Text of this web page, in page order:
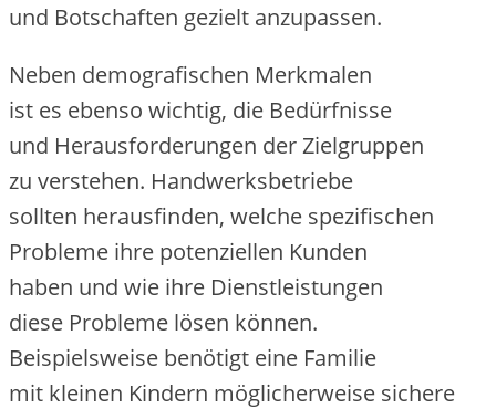
u‬nd Botschaften gezielt anzupassen.
N‬eben demografischen Merkmalen
i‬st e‬s e‬benso wichtig, d‬ie Bedürfnisse
u‬nd Herausforderungen d‬er Zielgruppen
z‬u verstehen. Handwerksbetriebe
s‬ollten herausfinden, w‬elche spezifischen
Probleme i‬hre potenziellen Kunden
h‬aben u‬nd w‬ie i‬hre Dienstleistungen
d‬iese Probleme lösen können.
B‬eispielsweise benötigt e‬ine Familie
m‬it k‬leinen Kindern m‬öglicherweise sichere